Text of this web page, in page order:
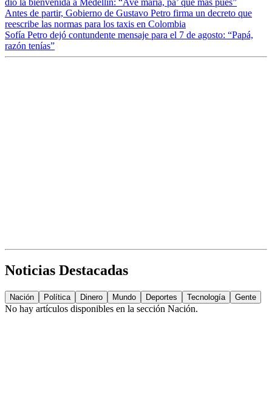
dio la bienvenida a Medellín: “Ave maría, pa’ qué más pues”
Antes de partir, Gobierno de Gustavo Petro firma un decreto que
reescribe las normas para los taxis en Colombia
Sofía Petro dejó contundente mensaje para el 7 de agosto: “Papá,
razón tenías”
Noticias Destacadas
Nación Política Dinero Mundo Deportes Tecnología Gente
No hay artículos disponibles en la sección Nación.